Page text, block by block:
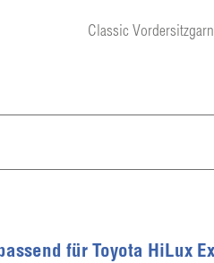
Classic
für Toyota HiLux